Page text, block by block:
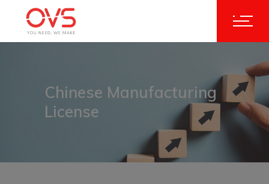
Chinese Manufacturing
License